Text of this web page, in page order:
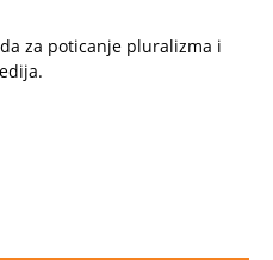
za poticanje pluralizma i